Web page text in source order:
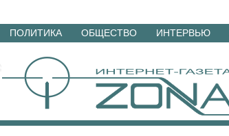
Перейти
материалам
ПОЛИТИКА ОБЩЕСТВО ИНТЕРВЬЮ